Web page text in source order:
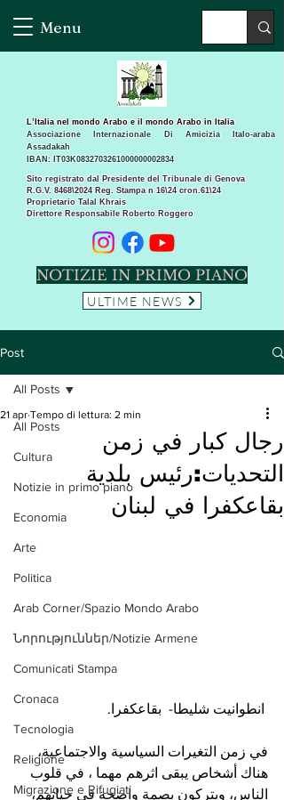
Menu
Sito registrato dal Presidente del Tribunale di Genova
R.G.V. 8468\2024 Reg. Stampa n 16\24 cron.61\24 ​
Proprietario Talal Khrais
Direttore Responsabile Roberto Roggero
L’Italia nel mondo Arabo e il mondo Arabo in Italia
Associazione Internazionale Di Amicizia Italo-araba
Assadakah
IBAN: IT03K0832703261000000002834
NOTIZIE IN PRIMO PIANO
ULTIME NEWS
Post
All Posts
Cultura
Notizie in primo piano
Economia
Arte
Politica
Arab Corner/Spazio Mondo Arabo
Նորություններ/Notizie Armene
Comunicati Stampa
Cronaca
Tecnologia
Religione
Migrazione e Rifugiati
All Posts
رجال كبار في زمن
التحديات:رئيس بلدية
بقاعكفرا في لبنان
21 apr Tempo di lettura: 2 min
انطوانيت شليطا-  بقاعكفرا.
في زمن التغيرات السياسية والاجتماعية،
هناك أشخاص يبقى اثرهم مهما ، في قلوب
الناس، ويتركون بصمة واضحة في حياتهم،